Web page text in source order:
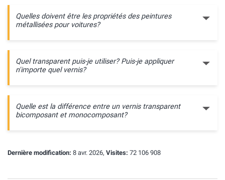
Quelles doivent être les propriétés des peintures
métallisées pour voitures?
Quel transparent puis-je utiliser? Puis-je appliquer
n'importe quel vernis?
Quelle est la différence entre un vernis transparent
bicomposant et monocomposant?
Dernière modification: 8 avr. 2026, Visites: 72 106 908